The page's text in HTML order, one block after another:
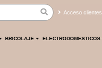
Acceso clientes
BRICOLAJE ELECTRODOMESTICOS